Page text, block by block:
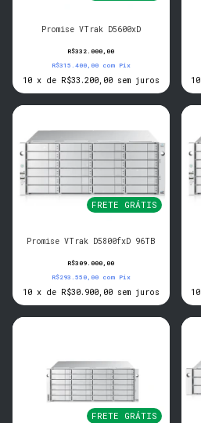
Promise VTrak D5600xD
R$332.000,00
R$315.400,00 com Pix
10 x de R$33.200,00 sem juros 10
FRETE GRÁTIS
Promise VTrak D5800fxD 96TB
R$309.000,00
R$293.550,00 com Pix
10 x de R$30.900,00 sem juros 10
FRETE GRÁTIS